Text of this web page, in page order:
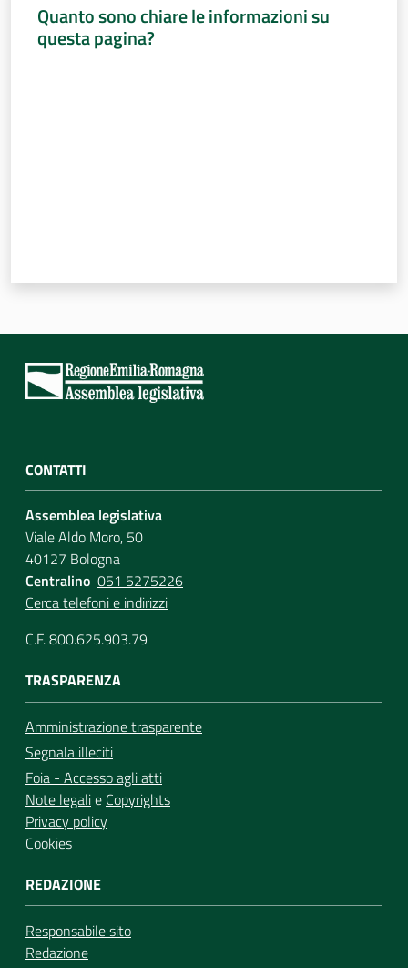
Quanto sono chiare le informazioni su
questa pagina?
CONTATTI
Assemblea legislativa
Viale Aldo Moro, 50
40127 Bologna
Centralino 051 5275226
Cerca telefoni e indirizzi
C.F. 800.625.903.79
TRASPARENZA
Amministrazione trasparente
Segnala illeciti
Foia - Accesso agli atti
Note legalie Copyrights
Privacy policy
Cookies
REDAZIONE
Responsabile sito
Redazione